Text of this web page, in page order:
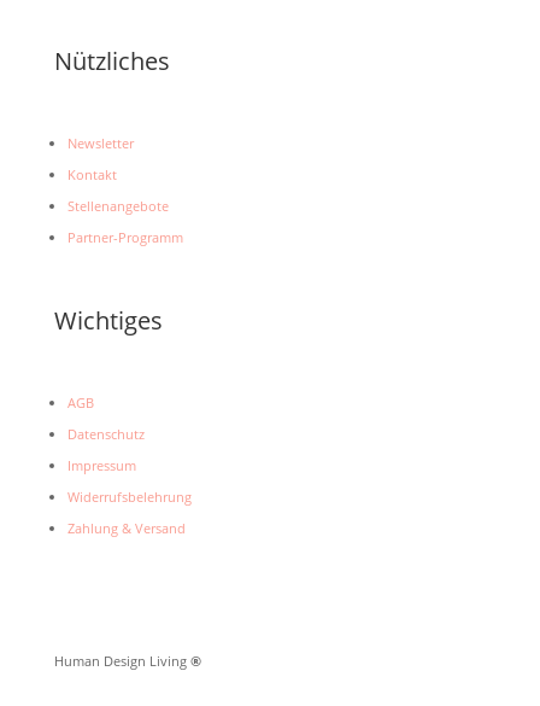
Nützliches
Newsletter
Kontakt
Stellenangebote
Partner-Programm
Wichtiges
AGB
Datenschutz
Impressum
Widerrufsbelehrung
Zahlung & Versand
Human Design Living ®